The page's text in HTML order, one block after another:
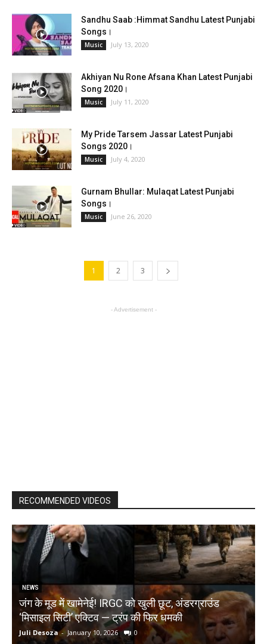
Sandhu Saab :Himmat Sandhu Latest Punjabi
Songs।
Music July 13, 2020
Akhiyan Nu Rone Afsana Khan Latest Punjabi
Song 2020।
Music July 11, 2020
My Pride Tarsem Jassar Latest Punjabi
Songs 2020।
Music July 4, 2020
Gurnam Bhullar: Mulaqat Latest Punjabi
Songs।
Music June 26, 2020
1 2 3
- Advertisement -
RECOMMENDED VIDEOS
NEWS
जंग के मूड में खामेनेई! IRGC को खुली छूट, अंडरग्राउंड
‘मिसाइल सिटी’ एक्टिव — ट्रंप की फिर धमकी
Juli Desoza - January 10, 2026 0